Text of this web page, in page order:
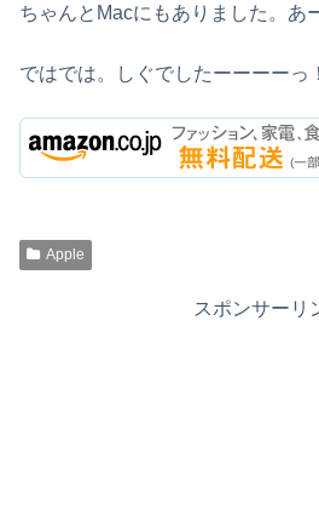
ちゃんとMacにもありました。あ
ではでは。しぐでしたーーーーっ！
Apple
スポンサーリ